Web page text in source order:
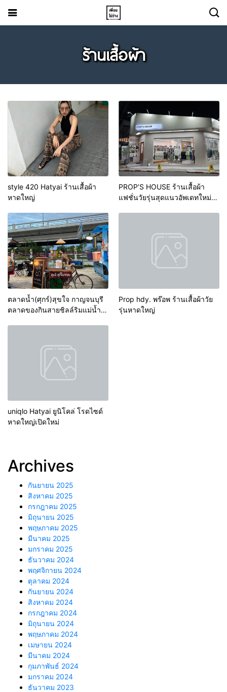
ร้านเสื้อผ้า
style 420 Hatyai ร้านเสื้อผ้า
หาดใหญ่
PROP’S HOUSE ร้านเสื้อผ้า
แฟชั่นวัยรุ่นสุดแนวอัพเดทใหม่
ตลาดน้ำ(ศุกร์)สุขใจ กาญจนบุรี
ตลาดของกินสายชิลล์ริมแม่น้ำ
Prop hdy. พร๊อพ ร้านเสื้อผ้าวัย
รุ่นหาดใหญ่
uniqlo Hatyai ยูนิโคล่ โรดไซด์
หาดใหญ่เปิดใหม่
Archives
กันยายน 2025
สิงหาคม 2025
กรกฎาคม 2025
มิถุนายน 2025
พฤษภาคม 2025
มีนาคม 2025
มกราคม 2025
ธันวาคม 2024
พฤศจิกายน 2024
ตุลาคม 2024
กันยายน 2024
สิงหาคม 2024
กรกฎาคม 2024
มิถุนายน 2024
พฤษภาคม 2024
เมษายน 2024
มีนาคม 2024
กุมภาพันธ์ 2024
มกราคม 2024
ธันวาคม 2023